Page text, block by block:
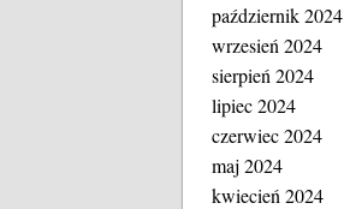
październik 2024
wrzesień 2024
sierpień 2024
lipiec 2024
czerwiec 2024
maj 2024
kwiecień 2024